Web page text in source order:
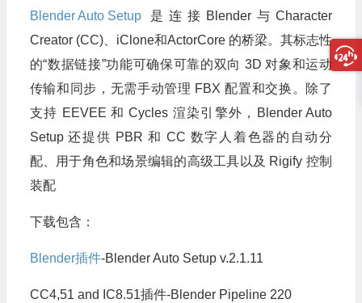
Blender Auto Setup是连接Blender与Character
Creator (CC)、iClone和ActorCore 的桥梁。其标志性
的“数据链接”功能可确保可靠的双向 3D 对象和运动
传输和同步，无需手动管理 FBX 配置和交换。除了
支持 EEVEE 和 Cycles 渲染引擎外，Blender Auto
Setup 还提供 PBR 和 CC 数字人着色器的自动分
配、用于角色和场景编辑的高级工具以及 Rigify 控制
装配
下载包含：
Blender插件-Blender Auto Setup v.2.1.11
CC4,51 and IC8.51插件-Blender Pipeline 220